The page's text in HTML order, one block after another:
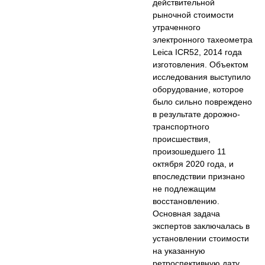
действительной
рыночной стоимости
утраченного
электронного тахеометра
Leica ICR52, 2014 года
изготовления. Объектом
исследования выступило
оборудование, которое
было сильно повреждено
в результате дорожно-
транспортного
происшествия,
произошедшего 11
октября 2020 года, и
впоследствии признано
не подлежащим
восстановлению.
Основная задача
экспертов заключалась в
установлении стоимости
на указанную